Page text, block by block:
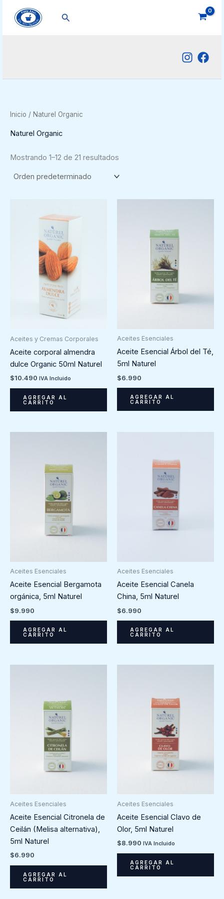
contenido
Buscar
Inicio / Naturel Organic
Naturel Organic
Mostrando 1–12 de 21 resultados
Aceites y Cremas Corporales
Aceite corporal almendra
dulce Organic 50ml Naturel
$10.490 IVA Incluido
AGREGAR AL
CARRITO
Aceites Esenciales
Aceite Esencial Árbol del Té,
5ml Naturel
$6.990
AGREGAR AL
CARRITO
Aceites Esenciales
Aceite Esencial Bergamota
orgánica, 5ml Naturel
$9.990
AGREGAR AL
CARRITO
Aceites Esenciales
Aceite Esencial Canela
China, 5ml Naturel
$6.990
AGREGAR AL
CARRITO
Aceites Esenciales
Aceite Esencial Citronela de
Ceilán (Melisa alternativa),
5ml Naturel
$6.990
AGREGAR AL
CARRITO
Aceites Esenciales
Aceite Esencial Clavo de
Olor, 5ml Naturel
$8.990 IVA Incluido
AGREGAR AL
CARRITO